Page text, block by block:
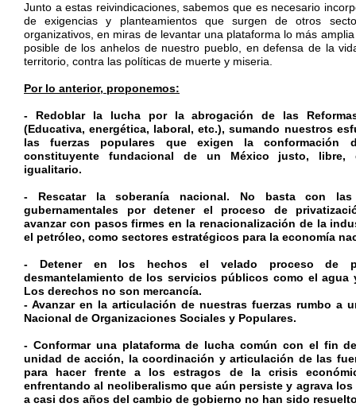
Junto a estas reivindicaciones, sabemos que es necesario
de exigencias y planteamientos que surgen de otros
organizativos, en miras de levantar una plataforma lo más
posible de los anhelos de nuestro pueblo, en defensa de la
territorio, contra las políticas de muerte y miseria.
Por lo anterior, proponemos:
- Redoblar la lucha por la abrogación de las
(Educativa, energética, laboral, etc.), sumando nuestros
las fuerzas populares que exigen la conformación
constituyente fundacional de un México justo, libre,
igualitario.
- Rescatar la soberanía nacional. No basta con las
gubernamentales por detener el proceso de
avanzar con pasos firmes en la renacionalización de la
el petróleo, como sectores estratégicos para la economía
- Detener en los hechos el velado proceso de
desmantelamiento de los servicios públicos como el agua
Los derechos no son mercancía.
- Avanzar en la articulación de nuestras fuerzas rumbo a
Nacional de Organizaciones Sociales y Populares.
- Conformar una plataforma de lucha común con el fin
unidad de acción, la coordinación y articulación de las
para hacer frente a los estragos de la crisis
enfrentando al neoliberalismo que aún persiste y agrava
a casi dos años del cambio de gobierno no han sido